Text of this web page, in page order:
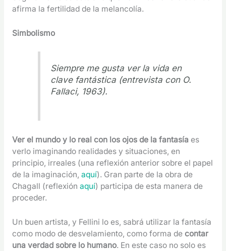
afirma la fertilidad de la melancolía.
Simbolismo
Siempre me gusta ver la vida en
clave fantástica (entrevista con O.
Fallaci, 1963).
Ver el mundo y lo real con los ojos de la fantasía es
verlo imaginando realidades y situaciones, en
principio, irreales (una reflexión anterior sobre el papel
de la imaginación, aquí). Gran parte de la obra de
Chagall (reflexión aquí) participa de esta manera de
proceder.
Un buen artista, y Fellini lo es, sabrá utilizar la fantasía
como modo de desvelamiento, como forma de contar
una verdad sobre lo humano. En este caso no solo es